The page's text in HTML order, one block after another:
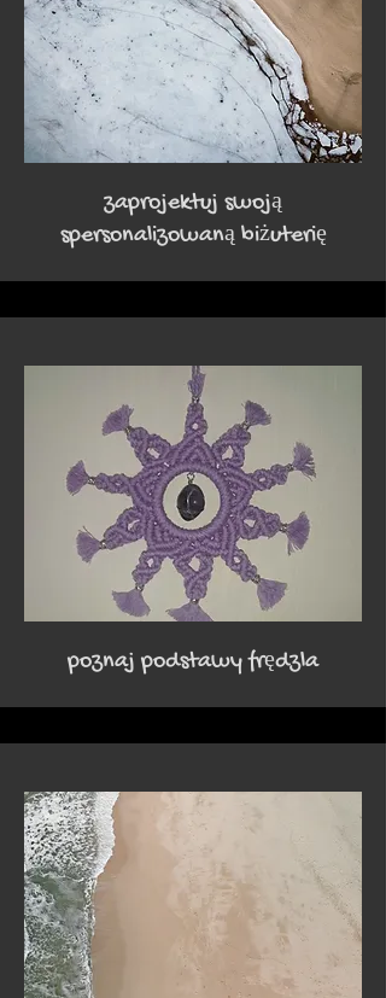
zaprojektuj swoją
spersonalizowaną biżuterię
poznaj podstawyfrędzla